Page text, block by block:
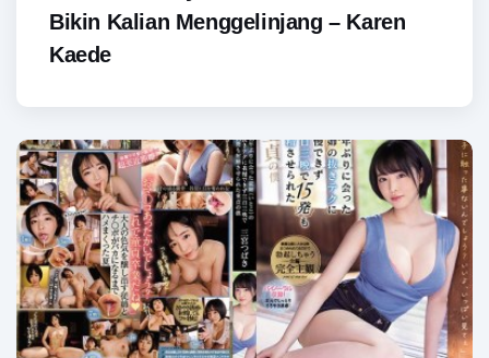
Bikin Kalian Menggelinjang – Karen
Kaede